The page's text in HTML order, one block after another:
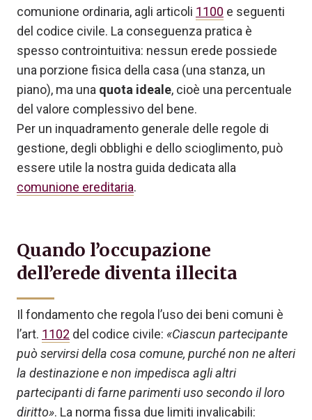
comunione ordinaria, agli articoli 1100 e seguenti
del codice civile. La conseguenza pratica è
spesso controintuitiva: nessun erede possiede
una porzione fisica della casa (una stanza, un
piano), ma una quota ideale, cioè una percentuale
del valore complessivo del bene.
Per un inquadramento generale delle regole di
gestione, degli obblighi e dello scioglimento, può
essere utile la nostra guida dedicata alla
comunione ereditaria.
Quando l’occupazione
dell’erede diventa illecita
Il fondamento che regola l’uso dei beni comuni è
l’art. 1102 del codice civile: «Ciascun partecipante
può servirsi della cosa comune, purché non ne alteri
la destinazione e non impedisca agli altri
partecipanti di farne parimenti uso secondo il loro
diritto». La norma fissa due limiti invalicabili: